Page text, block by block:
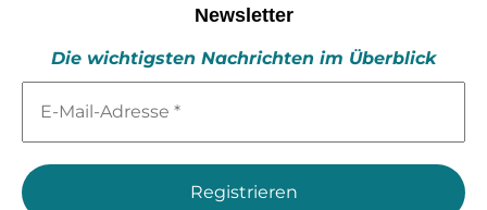
Newsletter
Die wichtigsten Nachrichten im Überblick
Mail-
*